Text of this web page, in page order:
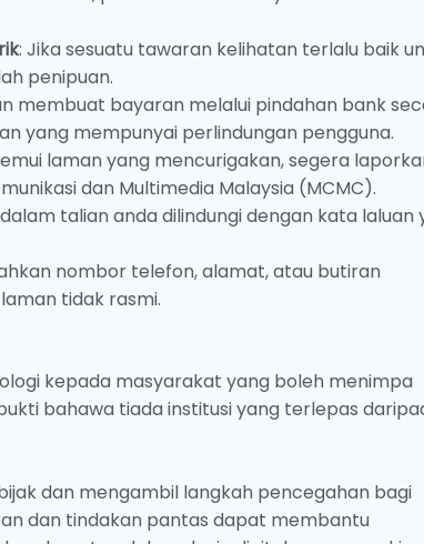
: Jika sesuatu tawaran kelihatan terlalu baik
penipuan.
membuat bayaran melalui pindahan bank
yang mempunyai perlindungan pengguna.
laman yang mencurigakan, segera
dan Multimedia Malaysia (MCMC).
talian anda dilindungi dengan kata laluan
nombor telefon, alamat, atau butiran
tidak rasmi.
kepada masyarakat yang boleh menimpa
bahawa tiada institusi yang terlepas
dan mengambil langkah pencegahan bagi
dan tindakan pantas dapat membantu